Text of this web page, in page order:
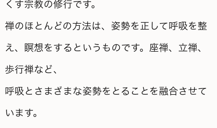
くす宗教の修行です。
禅のほとんどの方法は、姿勢を正して呼吸を整
え、瞑想をするというものです。座禅、立禅、
歩行禅など、
呼吸とさまざまな姿勢をとることを融合させて
います。